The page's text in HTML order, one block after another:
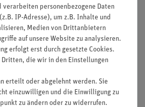
ab 300,- €
verarbeiten personenbezogene Daten
IP-Adresse), um z.B. Inhalte und
Medien von Drittanbietern
auf unsere Website zu analysieren.
erfolgt erst durch gesetzte Cookies.
die wir in den Einstellungen
erteilt oder abgelehnt werden. Sie
einzuwilligen und die Einwilligung zu
zu ändern oder zu widerrufen.